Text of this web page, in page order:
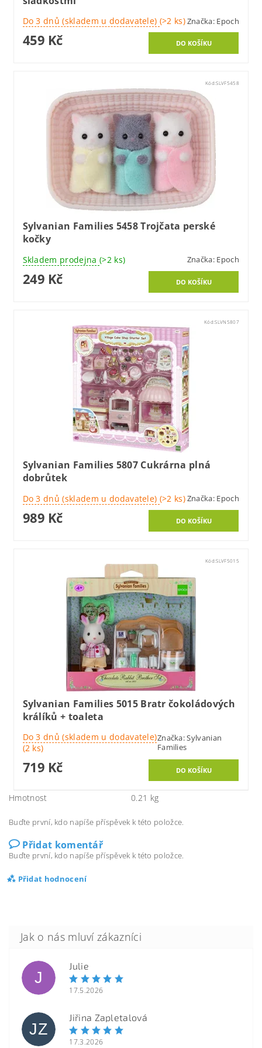
Do 3 dnů (skladem u dodavatele) (>2 ks)Značka: Epoch
459 Kč
Kód:SLVF5458
Sylvanian Families 5458 Trojčata perské
kočky
Skladem prodejna (>2 ks) Značka: Epoch
249 Kč
Kód:SLVN5807
Sylvanian Families 5807 Cukrárna plná
dobrůtek
Do 3 dnů (skladem u dodavatele) (>2 ks)Značka: Epoch
989 Kč
Kód:SLVF5015
Sylvanian Families 5015 Bratr čokoládových
králíků + toaleta
Do 3 dnů (skladem u dodavatele)
(2 ks)
Značka:Sylvanian
Families
719 Kč
Hmotnost 0.21 kg
Buďte první, kdo napíše příspěvek k této položce.
Přidat komentář
Buďte první, kdo napíše příspěvek k této položce.
Přidat hodnocení
J
Julie
17.5.2026
JZ
Jiřina Zapletalová
17.3.2026